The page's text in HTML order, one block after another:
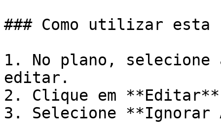
### Como utilizar esta
1. No plano, selecione
editar.
2. Clique em
3. Selecione **Ignorar